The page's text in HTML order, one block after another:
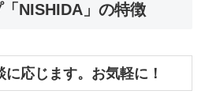
NISHIDA」の特徴
応じます。お気軽に！